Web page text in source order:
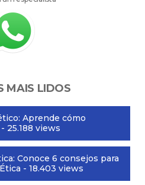
MAIS LIDOS
Aprende cómo
- 25.188 views
Conoce 6 consejos para
- 18.403 views